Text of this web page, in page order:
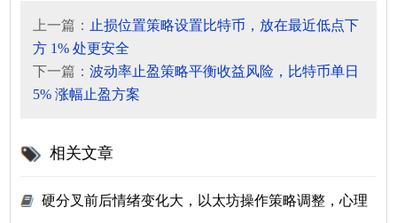
上一篇： 止损位置策略设置比特币，放在最近低点下
方 1% 处更安全
下一篇：波动率止盈策略平衡收益风险，比特币单日
5% 涨幅止盈方案
相关文章
硬分叉前后情绪变化大，以太坊操作策略调整，心理